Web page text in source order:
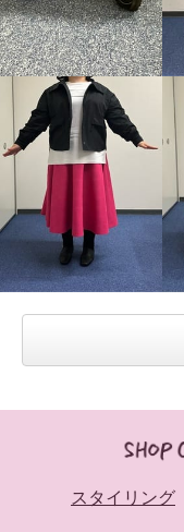
スタイリング